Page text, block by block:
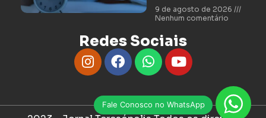
Fale Conosco no WhatsApp
9 de agosto de 2026
Nenhum comentário
Redes Sociais